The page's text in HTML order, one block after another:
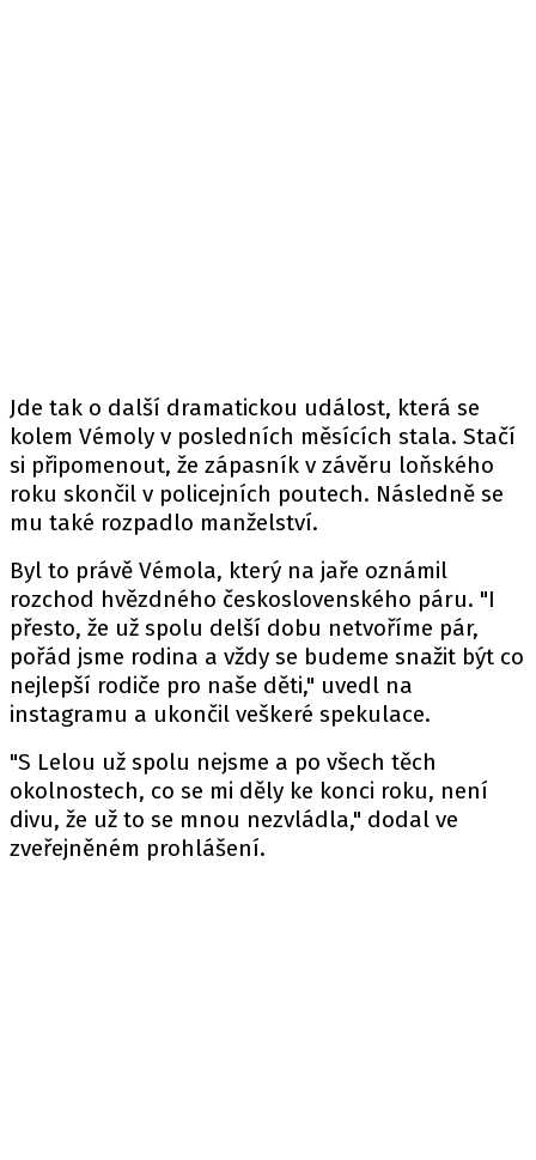
Jde tak o další dramatickou událost, která se
kolem Vémoly v posledních měsících stala. Stačí
si připomenout, že zápasník v závěru loňského
roku skončil v policejních poutech. Následně se
mu také rozpadlo manželství.
Byl to právě Vémola, který na jaře oznámil
rozchod hvězdného československého páru. "I
přesto, že už spolu delší dobu netvoříme pár,
pořád jsme rodina a vždy se budeme snažit být co
nejlepší rodiče pro naše děti," uvedl na
instagramu a ukončil veškeré spekulace.
"S Lelou už spolu nejsme a po všech těch
okolnostech, co se mi děly ke konci roku, není
divu, že už to se mnou nezvládla," dodal ve
zveřejněném prohlášení.